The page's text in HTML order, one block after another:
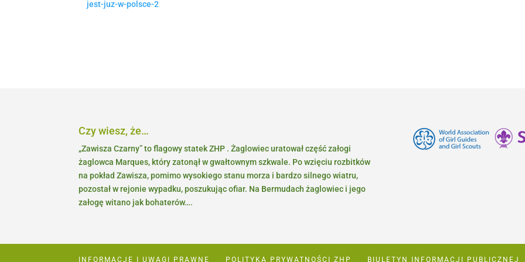
jest-juz-w-polsce-2
Czy wiesz, że…
„Zawisza Czarny” to flagowy statek ZHP . Żaglowiec uratował część załogi
żaglowca Marques, który zatonął w gwałtownym szkwale. Po wzięciu rozbitków
na pokład Zawisza, pomimo wysokiego stanu morza i bardzo silnego wiatru,
pozostał w rejonie wypadku, poszukując ofiar. Na Bermudach żaglowiec i jego
załogę witano jak bohaterów….
INFORMACJE I UWAGI PRAWNE POLITYKA PRYWATNOŚCI ZHP BIULETYN INFORMACJI PUBLICZNEJ